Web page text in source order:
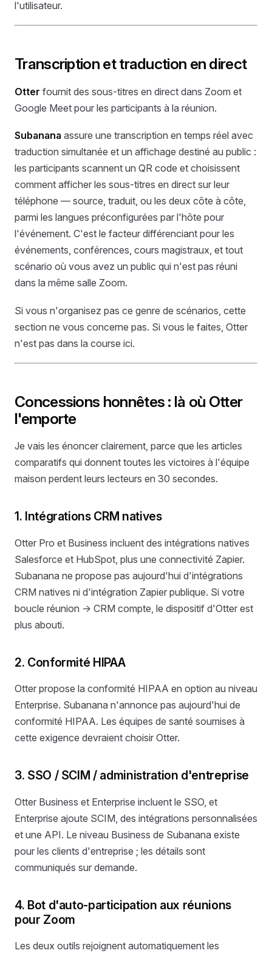
l'utilisateur.
Transcription et traduction en direct
Otter fournit des sous-titres en direct dans Zoom et
Google Meet pour les participants à la réunion.
Subanana assure une transcription en temps réel avec
traduction simultanée et un affichage destiné au public :
les participants scannent un QR code et choisissent
comment afficher les sous-titres en direct sur leur
téléphone — source, traduit, ou les deux côte à côte,
parmi les langues préconfigurées par l'hôte pour
l'événement. C'est le facteur différenciant pour les
événements, conférences, cours magistraux, et tout
scénario où vous avez un public qui n'est pas réuni
dans la même salle Zoom.
Si vous n'organisez pas ce genre de scénarios, cette
section ne vous concerne pas. Si vous le faites, Otter
n'est pas dans la course ici.
Concessions honnêtes : là où Otter
l'emporte
Je vais les énoncer clairement, parce que les articles
comparatifs qui donnent toutes les victoires à l'équipe
maison perdent leurs lecteurs en 30 secondes.
1. Intégrations CRM natives
Otter Pro et Business incluent des intégrations natives
Salesforce et HubSpot, plus une connectivité Zapier.
Subanana ne propose pas aujourd'hui d'intégrations
CRM natives ni d'intégration Zapier publique. Si votre
boucle réunion → CRM compte, le dispositif d'Otter est
plus abouti.
2. Conformité HIPAA
Otter propose la conformité HIPAA en option au niveau
Enterprise. Subanana n'annonce pas aujourd'hui de
conformité HIPAA. Les équipes de santé soumises à
cette exigence devraient choisir Otter.
3. SSO / SCIM / administration d'entreprise
Otter Business et Enterprise incluent le SSO, et
Enterprise ajoute SCIM, des intégrations personnalisées
et une API. Le niveau Business de Subanana existe
pour les clients d'entreprise ; les détails sont
communiqués sur demande.
4. Bot d'auto-participation aux réunions
pour Zoom
Les deux outils rejoignent automatiquement les